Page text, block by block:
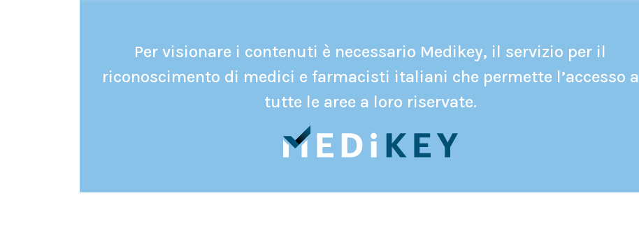
Per visionare i contenuti è necessario Medikey, il servizio per il
riconoscimento di medici e farmacisti italiani che permette l’accesso a
tutte le aree a loro riservate.